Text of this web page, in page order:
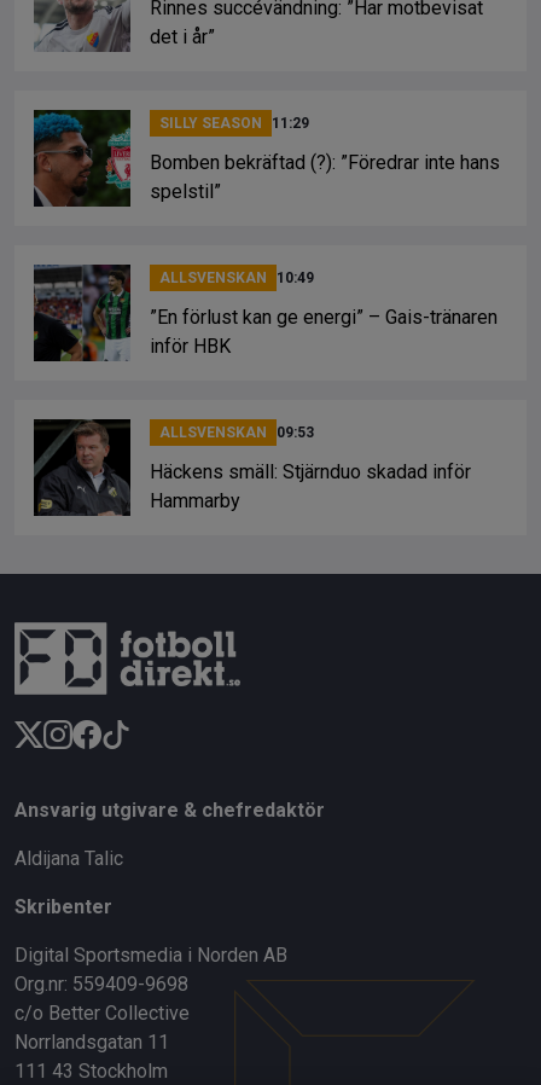
Rinnes succévändning: ”Har motbevisat
det i år”
SILLY SEASON 11:29
Bomben bekräftad (?): ”Föredrar inte hans
spelstil”
ALLSVENSKAN 10:49
”En förlust kan ge energi” – Gais-tränaren
inför HBK
ALLSVENSKAN 09:53
Häckens smäll: Stjärnduo skadad inför
Hammarby
Ansvarig utgivare & chefredaktör
Aldijana Talic
Skribenter
Digital Sportsmedia i Norden AB
Org.nr: 559409-9698
c/o Better Collective
Norrlandsgatan 11
111 43 Stockholm